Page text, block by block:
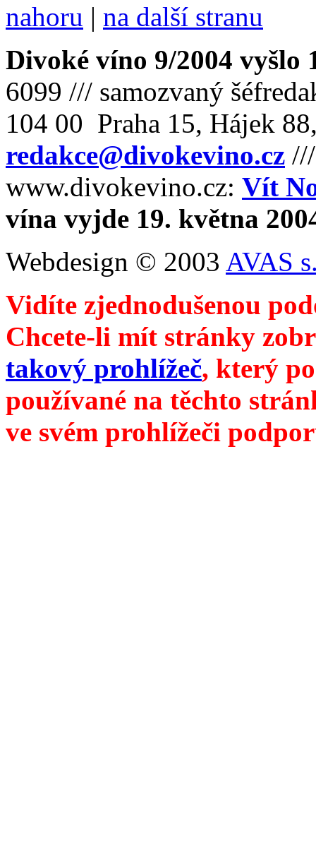
nahoru | na další stranu
Divoké víno 9/2004 vyšlo
6099 /// samozvaný
104 00 Praha 15, Hájek
redakce@divokevino.cz
www.divokevino.cz: Vít
vína vyjde 19. května
Webdesign © 2003 AVAS
Vidíte zjednodušenou
Chcete-li mít stránky
takový prohlížeč, který
používané na těchto
ve svém prohlížeči